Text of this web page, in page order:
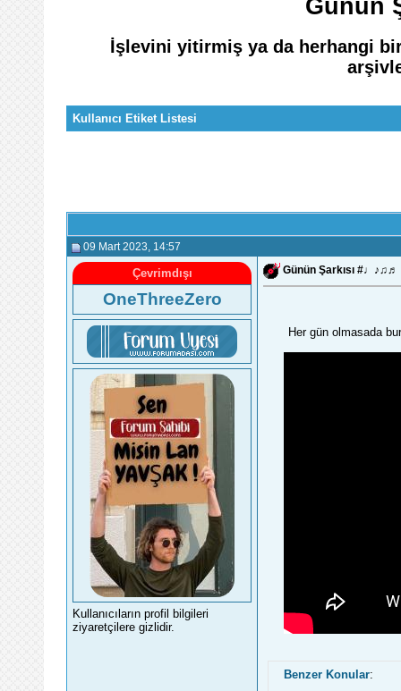
Günün
İşlevini yitirmiş ya da herhangi
Kullanıcı Etiket Listesi
09 Mart 2023 , 14:57
Çevrimdışı
OneThreeZero
Kullanıcıların profil bilgileri
ziyaretçilere gizlidir.
Günün Şarkısı #♩♪♫♬
Her gün olmasada
Benzer Konular: